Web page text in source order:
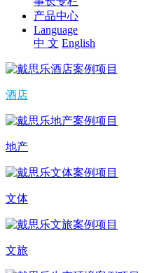
产品中心
Language
中 文 English
酒店
地产
文体
文旅